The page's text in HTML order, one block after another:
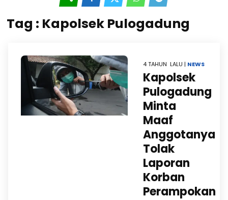
Tag : Kapolsek Pulogadung
4 TAHUN LALU | NEWS
Kapolsek
Pulogadung
Minta
Maaf
Anggotanya
Tolak
Laporan
Korban
Perampokan